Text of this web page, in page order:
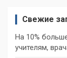
Свежие
На 10%
учителям,